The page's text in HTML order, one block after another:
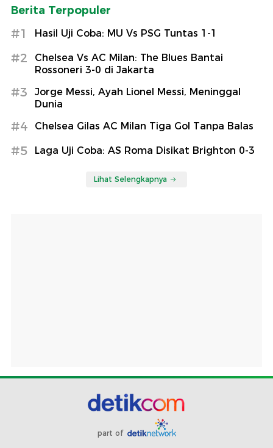
Berita Terpopuler
#1 Hasil Uji Coba: MU Vs PSG Tuntas 1-1
#2
Chelsea Vs AC Milan: The Blues Bantai
Rossoneri 3-0 di Jakarta
#3
Jorge Messi, Ayah Lionel Messi, Meninggal
Dunia
#4 Chelsea Gilas AC Milan Tiga Gol Tanpa Balas
#5 Laga Uji Coba: AS Roma Disikat Brighton 0-3
Lihat Selengkapnya
part of